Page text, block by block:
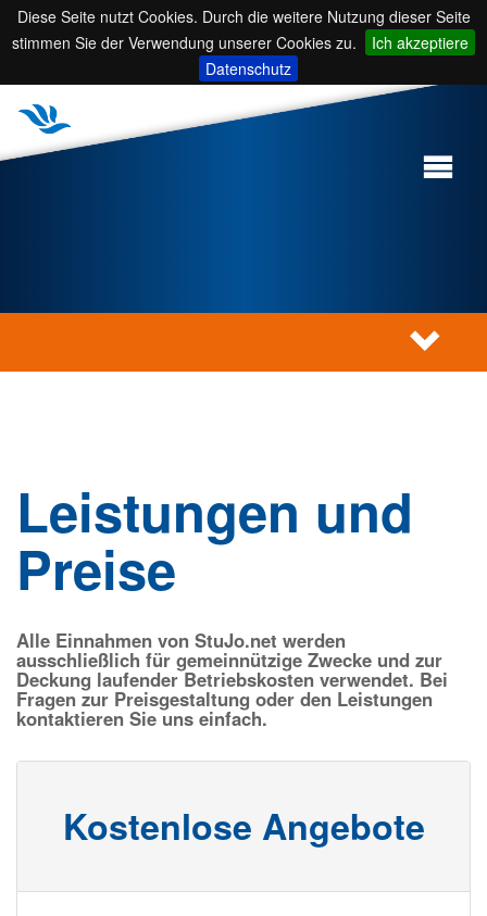
Diese Seite nutzt Cookies. Durch die weitere Nutzung dieser Seite
stimmen Sie der Verwendung unserer Cookies zu.
Ich akzeptiere
Datenschutz
Leistungen und
Preise
Alle Einnahmen von StuJo.net werden
ausschließlich für gemeinnützige Zwecke und zur
Deckung laufender Betriebskosten verwendet. Bei
Fragen zur Preisgestaltung oder den Leistungen
kontaktieren Sie uns einfach.
Kostenlose Angebote